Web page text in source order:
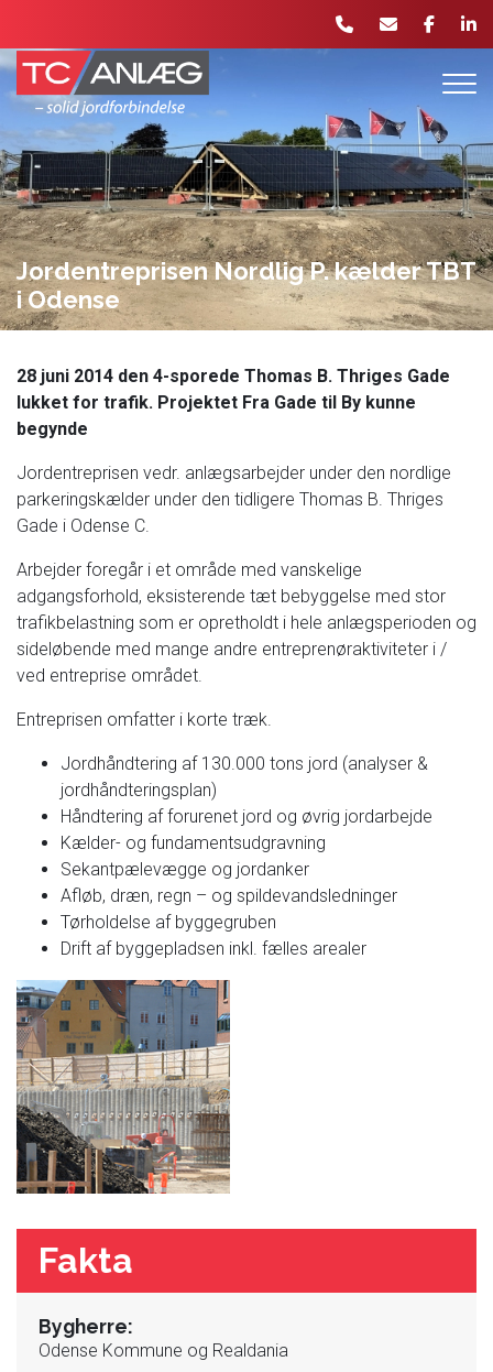
hovedindhold
Jordentreprisen Nordlig P. kælder TBT
i Odense
28 juni 2014 den 4-sporede Thomas B. Thriges Gade
lukket for trafik. Projektet Fra Gade til By kunne
begynde
Jordentreprisen vedr. anlægsarbejder under den nordlige
parkeringskælder under den tidligere Thomas B. Thriges
Gade i Odense C.
Arbejder foregår i et område med vanskelige
adgangsforhold, eksisterende tæt bebyggelse med stor
trafikbelastning som er opretholdt i hele anlægsperioden og
sideløbende med mange andre entreprenøraktiviteter i /
ved entreprise området.
Entreprisen omfatter i korte træk.
Jordhåndtering af 130.000 tons jord (analyser &
jordhåndteringsplan)
Håndtering af forurenet jord og øvrig jordarbejde
Kælder- og fundamentsudgravning
Sekantpælevægge og jordanker
Afløb, dræn, regn – og spildevandsledninger
Tørholdelse af byggegruben
Drift af byggepladsen inkl. fælles arealer
Fakta
Bygherre:
Odense Kommune og Realdania